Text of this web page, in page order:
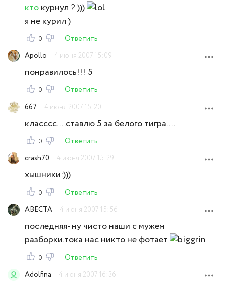
ктокурнул ? )))
я не курил )
0
Ответить
Apollo
4 июня 2007 15:09
понравилось!!! 5
0
Ответить
667
4 июня 2007 15:20
класссс....ставлю 5 за белого тигра....
0
Ответить
crash70
4 июня 2007 15:29
хышники:)))
0
Ответить
АВЕСТА
4 июня 2007 15:56
последняя- ну чисто наши с мужем
разборки.тока нас никто не фотает
0
Ответить
Adolfina
4 июня 2007 16:36